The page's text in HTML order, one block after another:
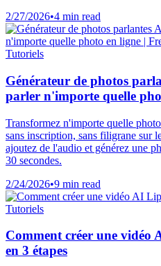
2/27/2026•4 min read
Tutoriels
Générateur de photos
parler n'importe quelle
Transformez n'importe quelle
​​sans inscription, sans filigrane sur
ajoutez de l'audio et générez une
30 secondes.
2/24/2026•9 min read
Tutoriels
Comment créer une
en 3 étapes